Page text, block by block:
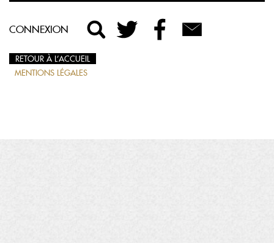
CONNEXION
RETOUR À L’ACCUEIL
MENTIONS LÉGALES